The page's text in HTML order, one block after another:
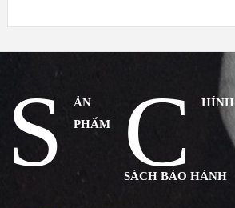
S
ẢN
PHẨM
C HÍNH
SÁCH BẢO HÀNH